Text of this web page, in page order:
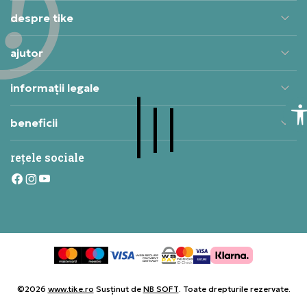
despre tike
ajutor
informații legale
beneficii
rețele sociale
©2026 www.tike.ro Susținut de NB SOFT. Toate drepturile rezervate.